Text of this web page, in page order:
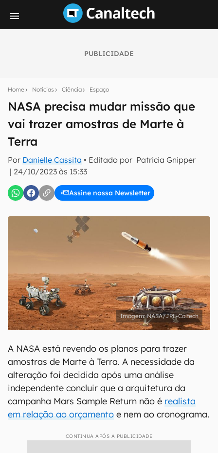
PUBLICIDADE
Home Notícias Ciência Espaço
NASA precisa mudar missão que
vai trazer amostras de Marte à
Terra
Por Danielle Cassita • Editado por Patricia Gnipper
| 24/10/2023 às 15:33
Assine nossa Newsletter
notícias e reviews sobre tecnologia em primeira
mão.
E-mail
inscreva-se
Confirmo que li, aceito e concordo com os Termos de
Uso e Política de Privacidade do Canaltech.
NASA/JPL-Caltech
A NASA está revendo os planos para trazer
amostras de Marte à Terra. A necessidade da
alteração foi decidida após uma análise
independente concluir que a arquitetura da
campanha Mars Sample Return não é realista
em relação ao orçamento e nem ao cronograma.
CONTINUA APÓS A PUBLICIDADE